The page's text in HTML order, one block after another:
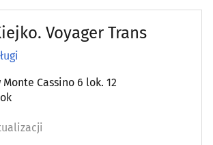
Voyager Trans
Cassino 6 lok. 12